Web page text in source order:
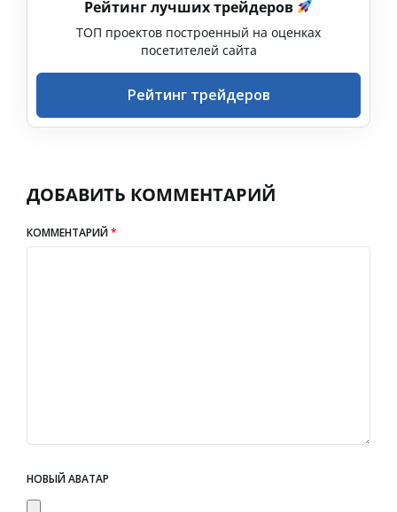
Рейтинг лучших трейдеров
ТОП проектов построенный на оценках
посетителей сайта
Рейтинг трейдеров
ДОБАВИТЬ КОММЕНТАРИЙ
КОММЕНТАРИЙ*
НОВЫЙ АВАТАР